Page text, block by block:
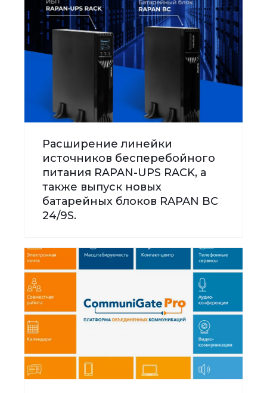
Расширение линейки
источников бесперебойного
питания RAPAN-UPS RACK, а
также выпуск новых
батарейных блоков RAPAN BC
24/9S.